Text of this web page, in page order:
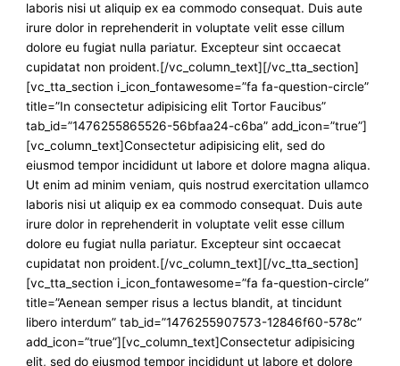
laboris nisi ut aliquip ex ea commodo consequat. Duis aute
irure dolor in reprehenderit in voluptate velit esse cillum
dolore eu fugiat nulla pariatur. Excepteur sint occaecat
cupidatat non proident.[/vc_column_text][/vc_tta_section]
[vc_tta_section i_icon_fontawesome=”fa fa-question-circle”
title=”In consectetur adipisicing elit Tortor Faucibus”
tab_id=”1476255865526-56bfaa24-c6ba” add_icon=”true”]
[vc_column_text]Consectetur adipisicing elit, sed do
eiusmod tempor incididunt ut labore et dolore magna aliqua.
Ut enim ad minim veniam, quis nostrud exercitation ullamco
laboris nisi ut aliquip ex ea commodo consequat. Duis aute
irure dolor in reprehenderit in voluptate velit esse cillum
dolore eu fugiat nulla pariatur. Excepteur sint occaecat
cupidatat non proident.[/vc_column_text][/vc_tta_section]
[vc_tta_section i_icon_fontawesome=”fa fa-question-circle”
title=”Aenean semper risus a lectus blandit, at tincidunt
libero interdum” tab_id=”1476255907573-12846f60-578c”
add_icon=”true”][vc_column_text]Consectetur adipisicing
elit, sed do eiusmod tempor incididunt ut labore et dolore